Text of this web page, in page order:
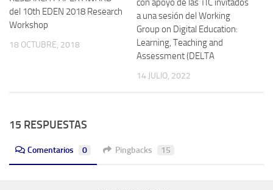
del 10th EDEN 2018 Research
Workshop
18 OCTUBRE, 2018
con apoyo de las TIC invitados
a una sesión del Working
Group on Digital Education:
Learning, Teaching and
Assessment (DELTA
14 JULIO, 2022
15 RESPUESTAS
Comentarios 0 Pingbacks 15